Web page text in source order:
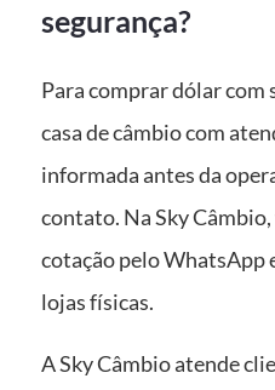
segurança?
Para comprar dólar com
casa de câmbio com
informada antes da
contato. Na Sky
cotação pelo WhatsApp
lojas físicas.
A Sky Câmbio atende